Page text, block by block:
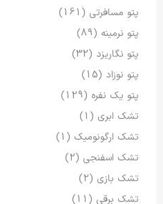
پتو مسافرتی (161)
پتو نرمینه (89)
پتو نگاریزد (32)
پتو نوزاد (15)
پتو یک نفره (129)
تشک ابری (1)
تشک ارگونومیک (1)
تشک اسفنجی (2)
تشک بازی (2)
تشک برقی (11)